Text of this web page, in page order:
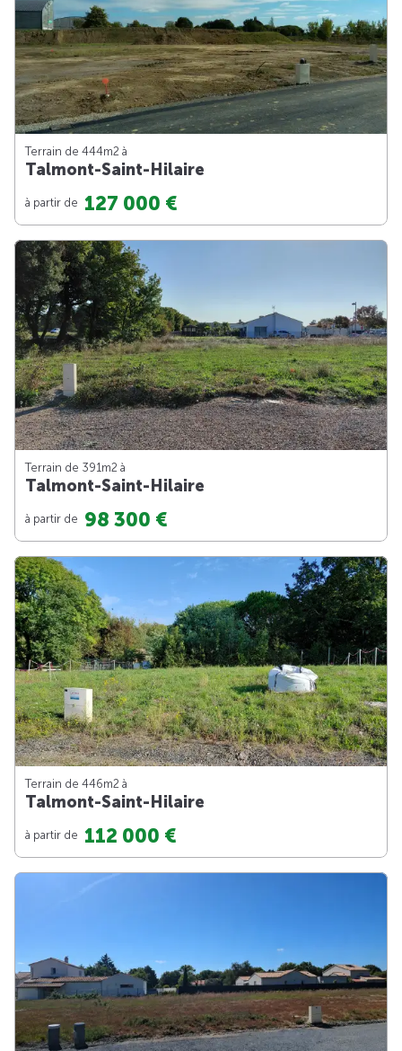
Terrain de 444m2 à
Talmont-Saint-Hilaire
à partir de 127 000 €
Terrain de 391m2 à
Talmont-Saint-Hilaire
à partir de 98 300 €
Terrain de 446m2 à
Talmont-Saint-Hilaire
à partir de 112 000 €